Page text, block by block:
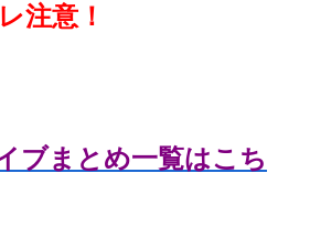
注意！
ブまとめ一覧はこち